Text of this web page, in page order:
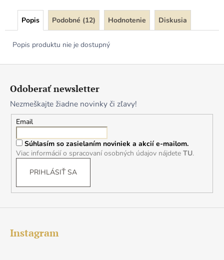
Popis Podobné (12) Hodnotenie Diskusia
Popis produktu nie je dostupný
Odoberať newsletter
Nezmeškajte žiadne novinky či zľavy!
Email
Súhlasím so zasielaním noviniek a akcií e-mailom.
Viac informácií o spracovaní osobných údajov nájdete TU.
PRIHLÁSIŤ SA
Instagram